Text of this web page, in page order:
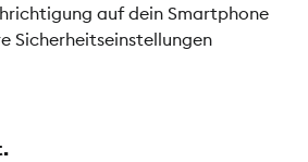
auf dein Smartphone
Sicherheitseinstellungen